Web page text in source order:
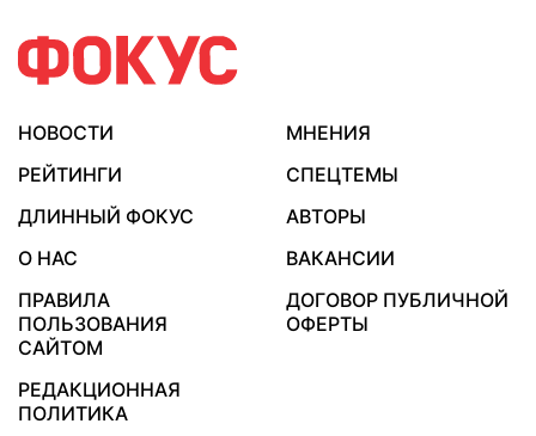
НОВОСТИ
МНЕНИЯ
РЕЙТИНГИ
СПЕЦТЕМЫ
ДЛИННЫЙ ФОКУС
АВТОРЫ
О НАС
ВАКАНСИИ
ПРАВИЛА
ПОЛЬЗОВАНИЯ
САЙТОМ
ДОГОВОР ПУБЛИЧНОЙ
ОФЕРТЫ
РЕДАКЦИОННАЯ
ПОЛИТИКА